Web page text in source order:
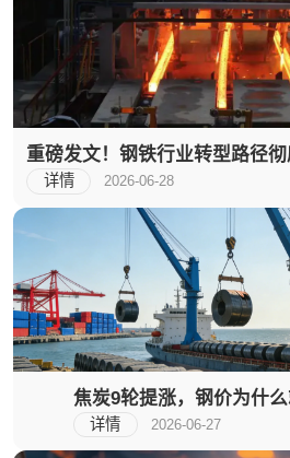
重磅发文！钢铁行业转型路径
走？
详情 2026-06-28
焦炭9轮提涨，钢价为什么
详情 2026-06-27